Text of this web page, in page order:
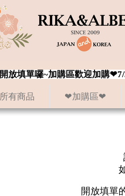
所有商品 ❤加購區❤
開放填單囉~加購區歡迎加購